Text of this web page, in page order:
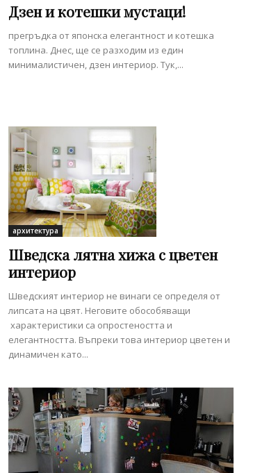
Дзен и котешки мустаци!
прегръдка от японска елегантност и котешка
топлина. Днес, ще се разходим из един
минималистичен, дзен интериор. Тук,...
архитектура
Шведска лятна хижа с цветен
интериор
Шведският интериор не винаги се определя от
липсата на цвят. Неговите обособяващи
характеристики са опростеността и
елегантността. Въпреки това интериор цветен и
динамичен като...